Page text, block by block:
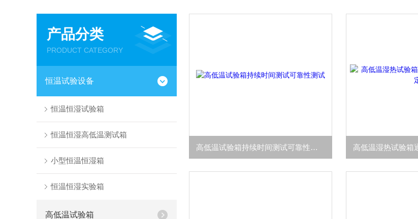
产品分类
PRODUCT CATEGORY
恒温试验设备
恒温恒湿试验箱
恒温恒湿高低温测试箱
小型恒温恒湿箱
恒温恒湿实验箱
高低温试验箱
高低温试验箱持续时间测试可靠性测试